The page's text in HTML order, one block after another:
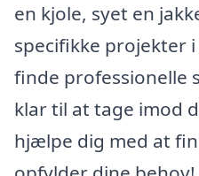
en kjole, syet en
specifikke projekter
finde professionelle
klar til at tage imod
hjælpe dig med at